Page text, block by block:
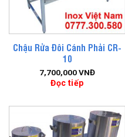
Chậu Rửa Đôi Cánh Phải CR-
10
7,700,000VNĐ
Đọc tiếp